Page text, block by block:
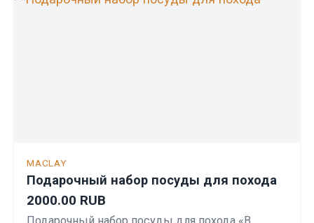
MACLAY
Подарочный набор посуды для похода
2000.00 RUB